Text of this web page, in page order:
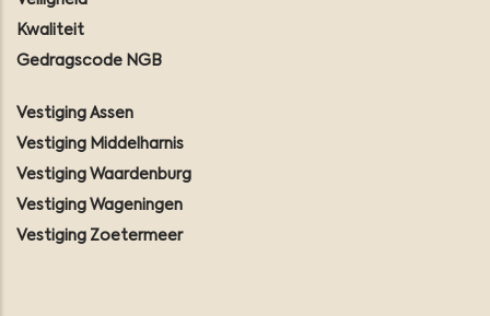
Kwaliteit
Gedragscode NGB
Vestiging Assen
Vestiging Middelharnis
Vestiging Waardenburg
Vestiging Wageningen
Vestiging Zoetermeer